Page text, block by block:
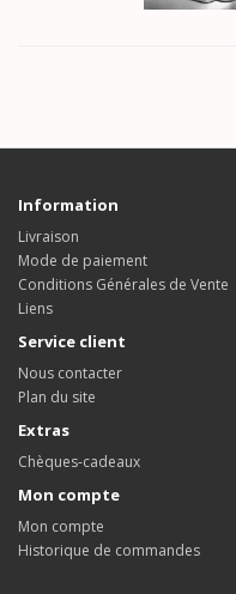
Information
Livraison
Mode de paiement
Conditions Générales de Vente
Liens
Service client
Nous contacter
Plan du site
Extras
Chèques-cadeaux
Mon compte
Mon compte
Historique de commandes